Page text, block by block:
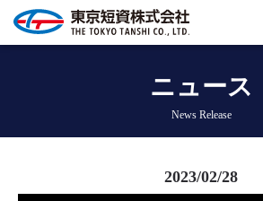
ニュース
News Release
2023/02/28